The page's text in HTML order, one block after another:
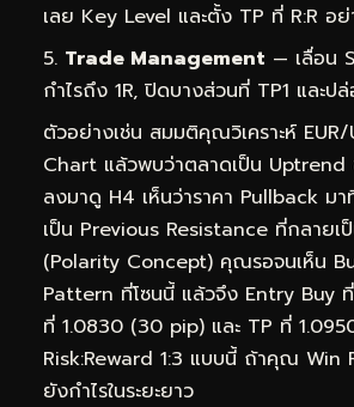
เลย Key Level และตั้ง TP ที่ R:R อ
Trade Management — เลื่อน
กำไรถึง 1R, ปิดบางส่วนที่ TP1 และป
ตัวอย่างเช่น สมมติคุณวิเคราะห์ EUR/
Chart แล้วพบว่าตลาดเป็น Uptrend
ลงมาดู H4 เห็นว่าราคา Pullback ม
เป็น Previous Resistance ที่กลายเ
(Polarity Concept) คุณรอจนเห็น
Pattern ที่โซนนี้ แล้วจึง Entry Buy
ที่ 1.0830 (30 pip) และ TP ที่
Risk:Reward 1:3 แบบนี้ ถ้าคุณ
ยังกำไรในระยะยาว